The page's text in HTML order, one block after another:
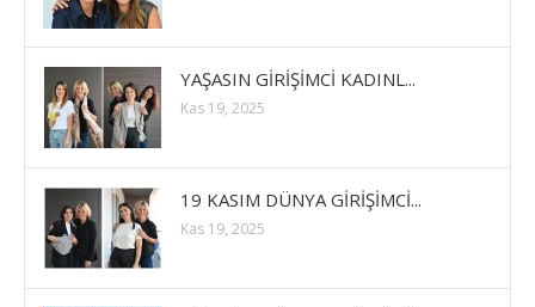
YAŞASIN GİRİŞİMCİ KADINL...
Kas 19, 2025
19 KASIM DÜNYA GİRİŞİMCİ...
Kas 19, 2025